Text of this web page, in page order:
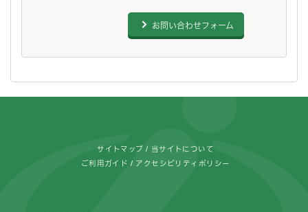
お問い合わせフォーム
サイトマップ 当サイトについて
ご利用ガイド アクセシビリティポリシー